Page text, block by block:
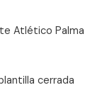
Atlético Palma
cerrada